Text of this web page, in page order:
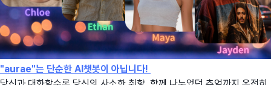
"aurae"는 단순한 AI챗봇이 아닙니다!